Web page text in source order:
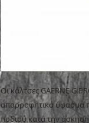
Οι κάλτσες GAERNE
απορροφητικό ύφασμα
ποδιού κατά την άσκηση